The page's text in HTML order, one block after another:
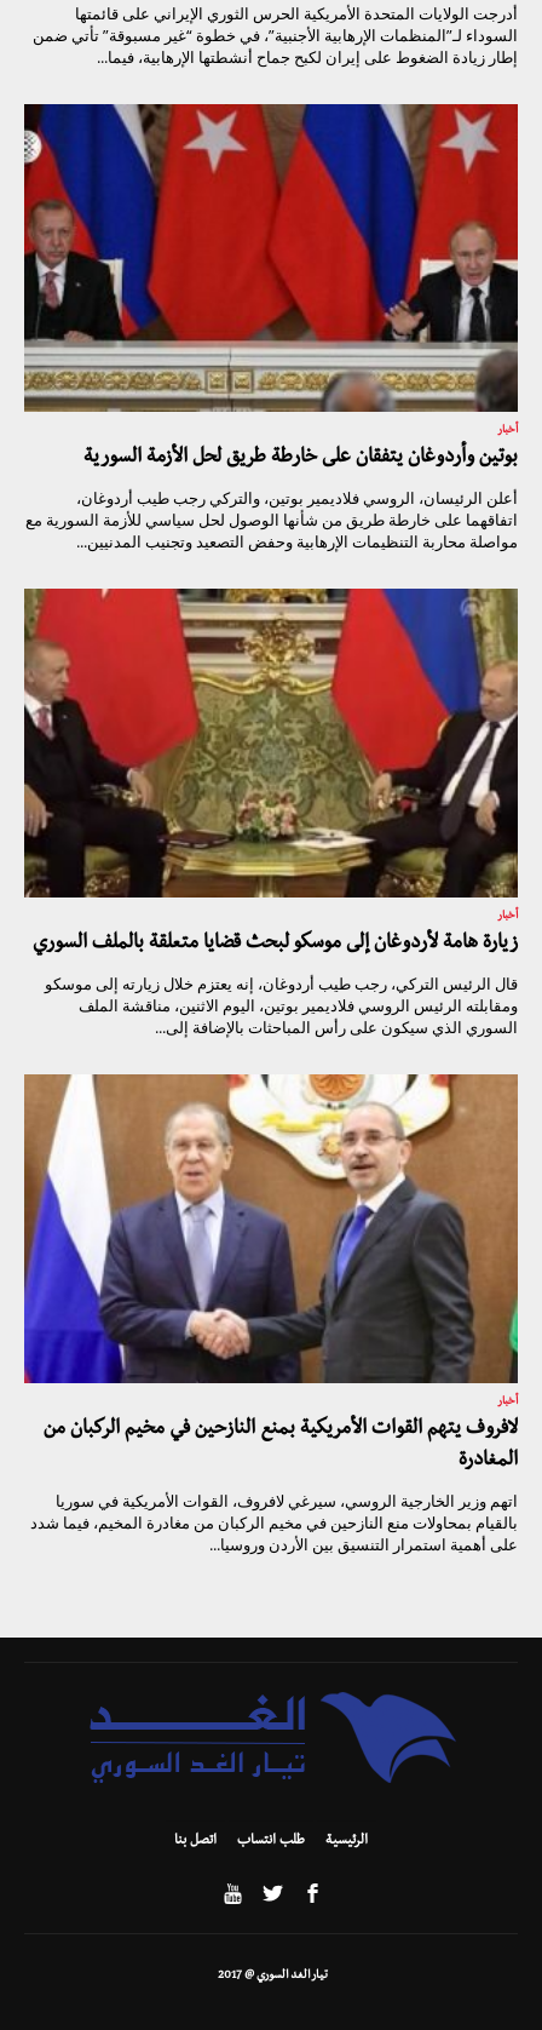
أدرجت الولايات المتحدة الأمريكية الحرس الثوري الإيراني على قائمتها
السوداء لـ”المنظمات الإرهابية الأجنبية”، في خطوة “غير مسبوقة” تأتي ضمن
إطار زيادة الضغوط على إيران لكبح جماح أنشطتها الإرهابية، فيما...
أخبار
بوتين وأردوغان يتفقان على خارطة طريق لحل الأزمة السورية
أعلن الرئيسان، الروسي فلاديمير بوتين، والتركي رجب طيب أردوغان،
اتفاقهما على خارطة طريق من شأنها الوصول لحل سياسي للأزمة السورية مع
مواصلة محاربة التنظيمات الإرهابية وحفض التصعيد وتجنيب المدنيين...
أخبار
زيارة هامة لأردوغان إلى موسكو لبحث قضايا متعلقة بالملف السوري
قال الرئيس التركي، رجب طيب أردوغان، إنه يعتزم خلال زيارته إلى موسكو
ومقابلته الرئيس الروسي فلاديمير بوتين، اليوم الاثنين، مناقشة الملف
السوري الذي سيكون على رأس المباحثات بالإضافة إلى...
أخبار
لافروف يتهم القوات الأمريكية بمنع النازحين في مخيم الركبان من
المغادرة
اتهم وزير الخارجية الروسي، سيرغي لافروف، القوات الأمريكية في سوريا
بالقيام بمحاولات منع النازحين في مخيم الركبان من مغادرة المخيم، فيما شدد
على أهمية استمرار التنسيق بين الأردن وروسيا...
الرئيسية طلب انتساب اتصل بنا
تيار الغد السوري @ 2017